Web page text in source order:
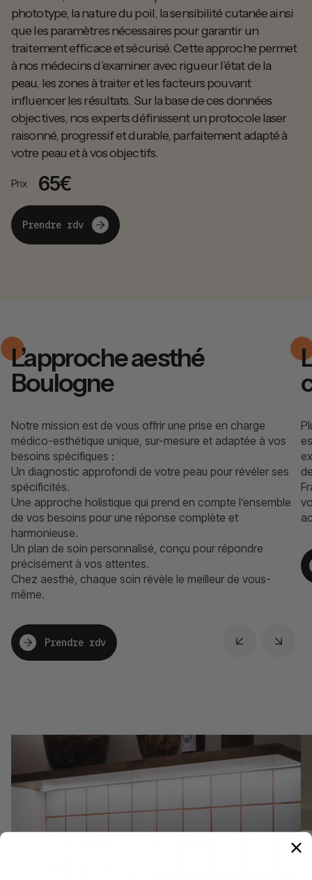
phototype, la nature du poil, la sensibilité cutanée ainsi
que les paramètres nécessaires pour garantir un
traitement efficace et sécurisé. Cette approche permet
à nos médecins d’examiner avec rigueur l’état de la
peau, les zones à traiter et les facteurs pouvant
influencer les résultats. Sur la base de ces données
objectives, nos experts définissent un protocole laser
raisonné, progressif et durable, parfaitement adapté à
votre peau et à vos objectifs.
Prix 65€
Prendre rdv
L’approche aesthé
Boulogne
Notre mission est de vous offrir une prise en charge
médico-esthétique unique, sur-mesure et adaptée à vos
besoins spécifiques :
Un diagnostic approfondi de votre peau pour révéler ses
spécificités.
Une approche holistique qui prend en compte l’ensemble
de vos besoins pour une réponse complète et
harmonieuse.
Un plan de soin personnalisé, conçu pour répondre
précisément à vos attentes.
Chez aesthé, chaque soin révèle le meilleur de vous-
même.
Prendre rdv